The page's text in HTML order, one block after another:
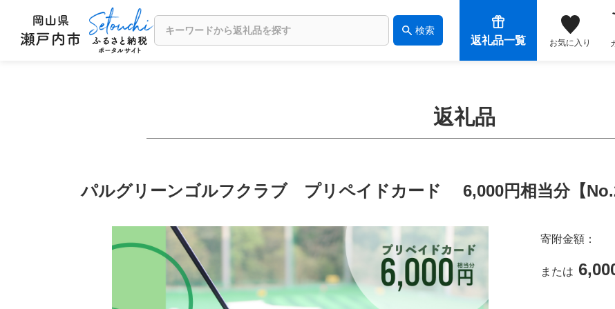
検索
返礼品一覧 お気に入り
返礼品
パルグリーンゴルフクラブ プリペイドカード 6,000円相当分【
寄附金額：
または